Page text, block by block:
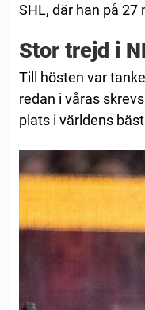
SHL, där han på
Stor trejd i
Till hösten var
redan i våras
plats i världens